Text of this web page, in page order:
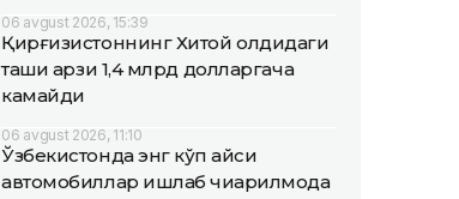
06 avgust 2026, 15:39
Қирғизистоннинг Хитой олдидаги
ташқи қарзи 1,4 млрд долларгача
камайди
06 avgust 2026, 11:10
Ўзбекистонда энг кўп қайси
автомобиллар ишлаб чиқарилмоқда